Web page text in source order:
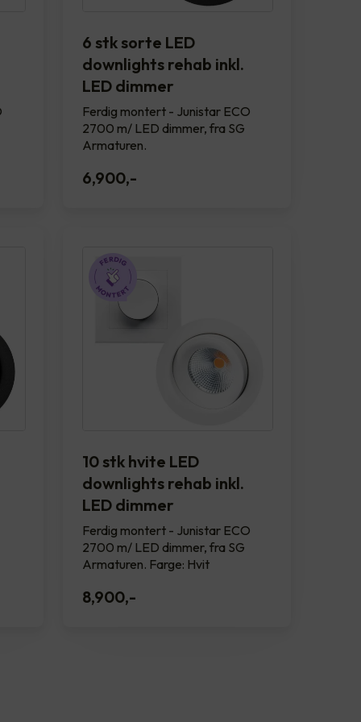
6 stk sorte LED
downlights rehab inkl.
LED dimmer
Ferdig montert - Junistar ECO
2700 m/ LED dimmer, fra SG
Armaturen.
6,900,-
10 stk hvite LED
downlights rehab inkl.
LED dimmer
Ferdig montert - Junistar ECO
2700 m/ LED dimmer, fra SG
Armaturen. Farge: Hvit
8,900,-